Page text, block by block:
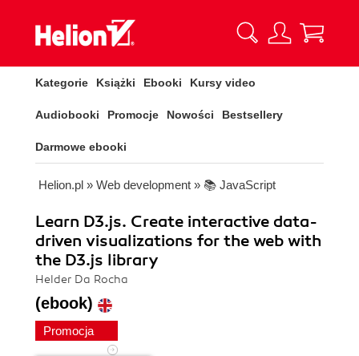
Kategorie Książki Ebooki Kursy video
Audiobooki Promocje Nowości Bestsellery
Darmowe ebooki
Helion.pl » Web development » 📚 JavaScript
Learn D3.js. Create interactive data-
driven visualizations for the web with
the D3.js library
Helder Da Rocha
(ebook)
Promocja